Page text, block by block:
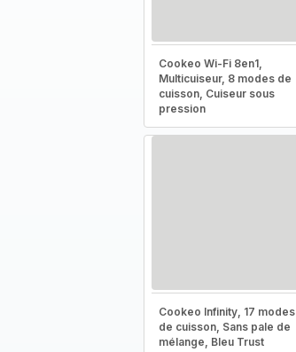
Cookeo Wi-Fi 8en1,
Multicuiseur, 8 modes de
cuisson, Cuiseur sous
pression
Cookeo Infinity, 17 modes
de cuisson, Sans pale de
mélange, Bleu Trust